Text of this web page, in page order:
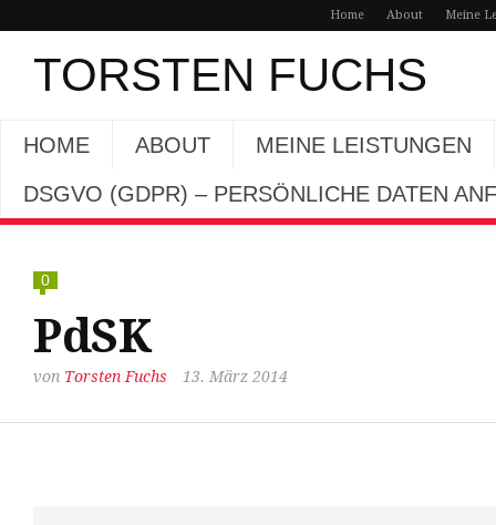
Home About Meine
TORSTEN FUCHS
HOME ABOUT
MEINE LEISTUNGEN
DSGVO (GDPR) – PERSÖNLICHE DATEN
0
PdSK
von Torsten Fuchs 13. März 2014